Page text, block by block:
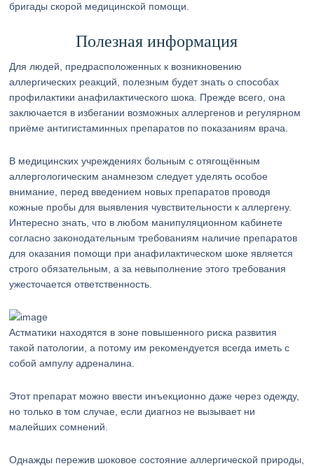
бригады скорой медицинской помощи.
Полезная информация
Для людей, предрасположенных к возникновению
аллергических реакций, полезным будет знать о способах
профилактики анафилактического шока. Прежде всего, она
заключается в избегании возможных аллергенов и регулярном
приёме антигистаминных препаратов по показаниям врача.
В медицинских учреждениях больным с отягощённым
аллергологическим анамнезом следует уделять особое
внимание, перед введением новых препаратов проводя
кожные пробы для выявления чувствительности к аллергену.
Интересно знать, что в любом манипуляционном кабинете
согласно законодательным требованиям наличие препаратов
для оказания помощи при анафилактическом шоке является
строго обязательным, а за невыполнение этого требования
ужесточается ответственность.
Астматики находятся в зоне повышенного риска развития
такой патологии, а потому им рекомендуется всегда иметь с
собой ампулу адреналина.
Этот препарат можно ввести инъекционно даже через одежду,
но только в том случае, если диагноз не вызывает ни
малейших сомнений.
Однажды пережив шоковое состояние аллергической природы,